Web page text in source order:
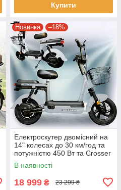
Купити
Новинка –18%
Електроскутер двомісний на
14" колесах до 30 км/год та
потужністю 450 Вт та Crosser
Mini Сірий
В наявності
18 999 ₴ 23 299 ₴